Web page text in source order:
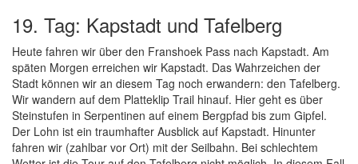
19. Tag: Kapstadt und Tafelberg
Heute fahren wir über den Franshoek Pass nach Kapstadt. Am
späten Morgen erreichen wir Kapstadt. Das Wahrzeichen der
Stadt können wir an diesem Tag noch erwandern: den Tafelberg.
Wir wandern auf dem Platteklip Trail hinauf. Hier geht es über
Steinstufen in Serpentinen auf einem Bergpfad bis zum Gipfel.
Der Lohn ist ein traumhafter Ausblick auf Kapstadt. Hinunter
fahren wir (zahlbar vor Ort) mit der Seilbahn. Bei schlechtem